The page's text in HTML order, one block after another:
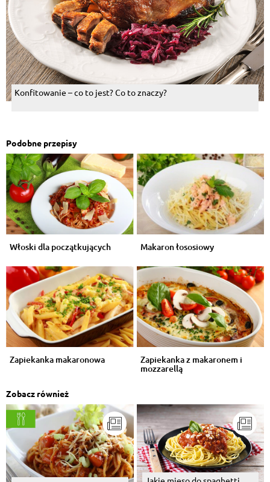
Konfitowanie – co to jest? Co to znaczy?
Podobne przepisy
Włoski dla początkujących Makaron łososiowy
Zapiekanka makaronowa Zapiekanka z makaronem i
mozzarellą
Zobacz również